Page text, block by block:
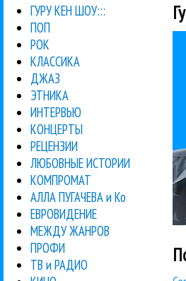
ГУРУ КЕН ШОУ:::
ПОП
РОК
КЛАССИКА
ДЖАЗ
ЭТНИКА
ИНТЕРВЬЮ
КОНЦЕРТЫ
РЕЦЕНЗИИ
ЛЮБОВНЫЕ ИСТОРИИ
КОМПРОМАТ
АЛЛА ПУГАЧЕВА и Ко
ЕВРОВИДЕНИЕ
МЕЖДУ ЖАНРОВ
ПРОФИ
ТВ и РАДИО